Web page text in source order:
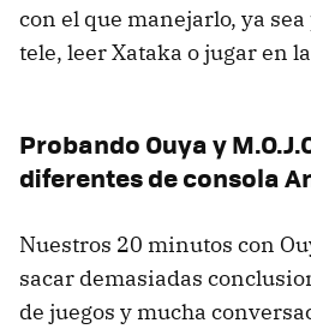
con el que manejarlo, ya
tele, leer Xataka o jugar en
Probando Ouya y
diferentes de consola
Nuestros 20 minutos con
sacar demasiadas
de juegos y mucha